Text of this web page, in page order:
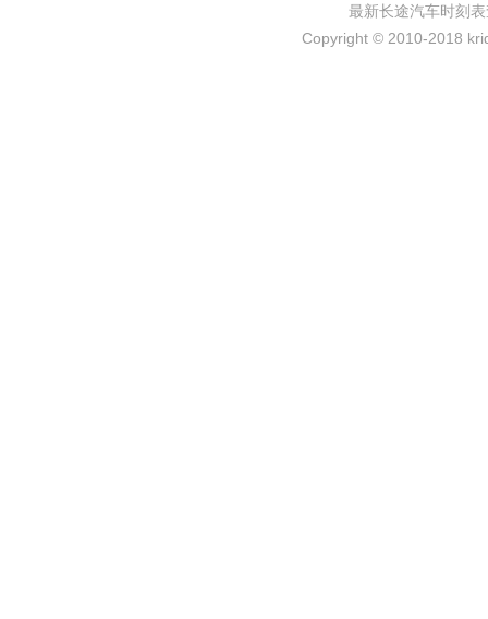
最新长途汽车时刻
Copyright © 2010-2018